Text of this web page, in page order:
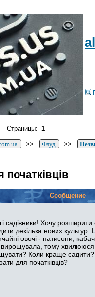
Страницы: 1
>> Флуд >>
початківців
Сообщение
садівники! Хочу розширити
декілька нових культур.
овочі - патисони,
вирощувала, тому
Коли краще садити?
для початківців?